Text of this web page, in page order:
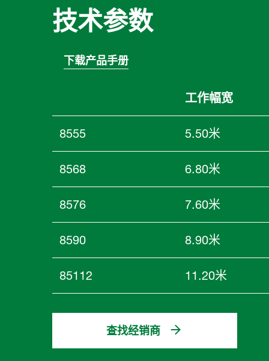
技术参数
下载产品手册
工作幅宽
8555 5.50米
8568 6.80米
8576 7.60米
8590 8.90米
85112 11.20米
查找经销商